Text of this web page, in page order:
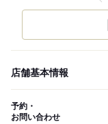
店舗基本情報
予約・
お問い合わせ